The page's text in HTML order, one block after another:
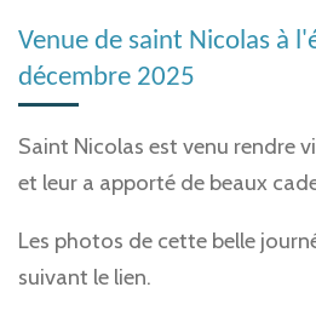
Venue de saint Nicolas à
décembre 2025
Saint Nicolas est venu rendre
et leur a apporté de beaux
Les photos de cette belle
suivant le lien.